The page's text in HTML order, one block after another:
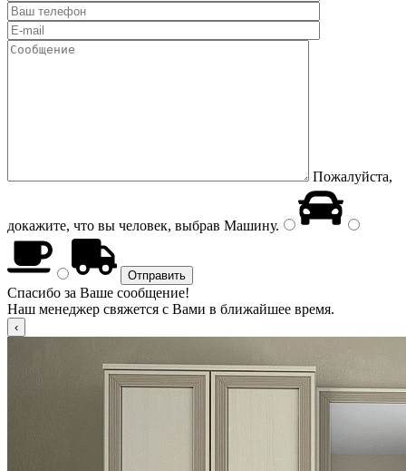
Пожалуйста,
докажите, что вы человек, выбрав Машину.
Спасибо за Ваше сообщение!
Наш менеджер свяжется с Вами в ближайшее время.